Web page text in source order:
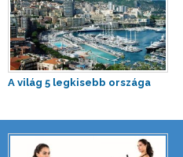
A világ 5 legkisebb országa